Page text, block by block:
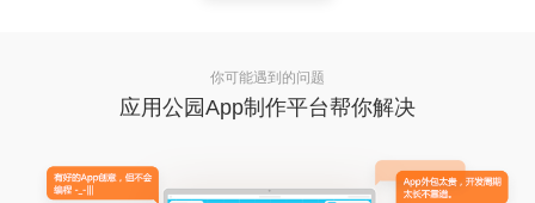
你可能遇到的问题
应用公园App制作平台帮你解决